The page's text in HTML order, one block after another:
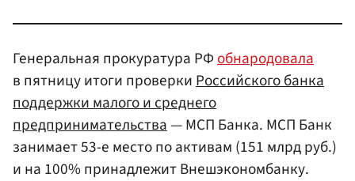
Генеральная прокуратура РФобнародовала
в пятницу итоги проверки Российского банка
поддержки малого и среднего
предпринимательства— МСП Банка. МСП Банк
занимает 53-е место по активам (151 млрд руб.)
и на 100% принадлежит Внешэкономбанку.